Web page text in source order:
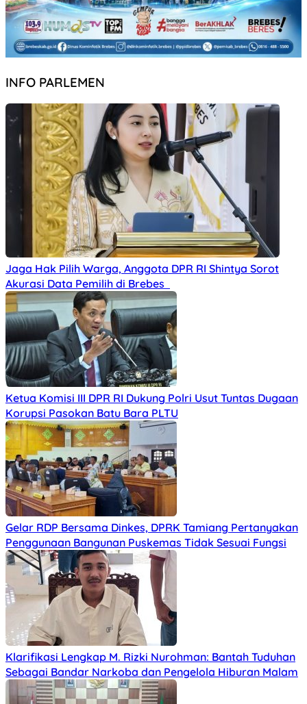
INFO PARLEMEN
Jaga Hak Pilih Warga, Anggota DPR RI Shintya Sorot
Akurasi Data Pemilih di Brebes
Ketua Komisi III DPR RI Dukung Polri Usut Tuntas Dugaan
Korupsi Pasokan Batu Bara PLTU
Gelar RDP Bersama Dinkes, DPRK Tamiang Pertanyakan
Penggunaan Bangunan Puskemas Tidak Sesuai Fungsi
Klarifikasi Lengkap M. Rizki Nurohman: Bantah Tuduhan
Sebagai Bandar Narkoba dan Pengelola Hiburan Malam